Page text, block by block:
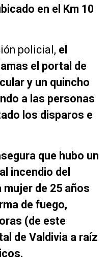
en el Km 10
policial, el
el portal de
y un quincho
a las personas
los disparos e
que hubo un
incendio del
de 25 años
de fuego,
(de este
de Valdivia a raíz